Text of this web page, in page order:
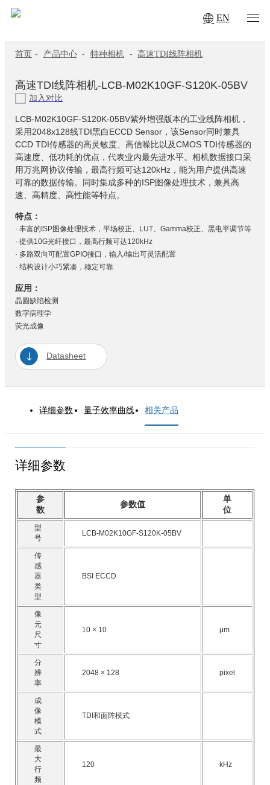
EN
首页 - 产品中心 - 特种相机 - 高速TDI线阵相机
高速TDI线阵相机-LCB-M02K10GF-S120K-05BV
加入对比
LCB-M02K10GF-S120K-05BV紫外增强版本的工业线阵相机，
采用2048x128线TDI黑白ECCD Sensor，该Sensor同时兼具
CCD TDI传感器的高灵敏度、高信噪比以及CMOS TDI传感器的
高速度、低功耗的优点，代表业内最先进水平。相机数据接口采
用万兆网协议传输，最高行频可达120kHz，能为用户提供高速
可靠的数据传输。同时集成多种的ISP图像处理技术，兼具高
速、高精度、高性能等特点。
特点：
· 丰富的ISP图像处理技术，平场校正、LUT、Gamma校正、黑电平调节等
· 提供10G光纤接口，最高行频可达120kHz
· 多路双向可配置GPIO接口，输入/输出可灵活配置
· 结构设计小巧紧凑，稳定可靠
应用：
晶圆缺陷检测
数字病理学
荧光成像
Datasheet
详细参数 量子效率曲线 相关产品
详细参数
参
数
参数值
单
位
型
号
LCB-M02K10GF-S120K-05BV
传
感
器
类
型
BSI ECCD
像
元
尺
寸
10 × 10 μm
分
辨
率
2048 × 128 pixel
成
像
模
式
TDI和面阵模式
最
大
行
频
120 kHz